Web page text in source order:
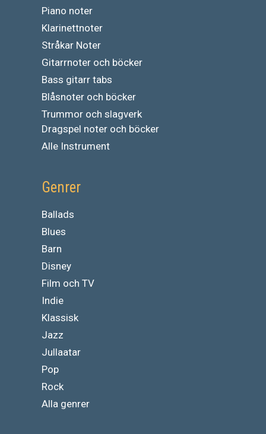
Piano noter
Klarinettnoter
Stråkar Noter
Gitarrnoter och böcker
Bass gitarr tabs
Blåsnoter och böcker
Trummor och slagverk
Dragspel noter och böcker
Alle Instrument
Genrer
Ballads
Blues
Barn
Disney
Film och TV
Indie
Klassisk
Jazz
Jullaatar
Pop
Rock
Alla genrer